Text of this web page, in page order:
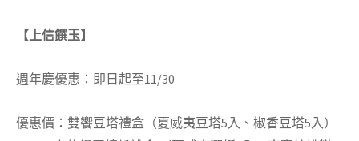
【上信饌玉】
週年慶優惠：即日起至11/30
優惠價：雙饗豆塔禮盒（夏威夷豆塔5入、椒香豆塔5入）